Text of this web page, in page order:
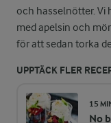
och hasselnötter. Vi
med apelsin och
för att sedan torka
UPPTÄCK FLER
15
No